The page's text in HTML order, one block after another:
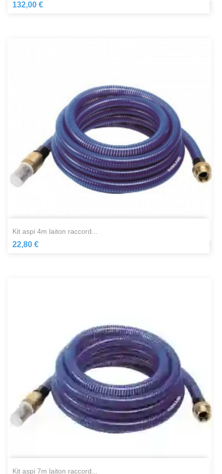
132,00 €
kit aspi 4m laiton raccord...
22,80 €
kit aspi 7m laiton raccord...